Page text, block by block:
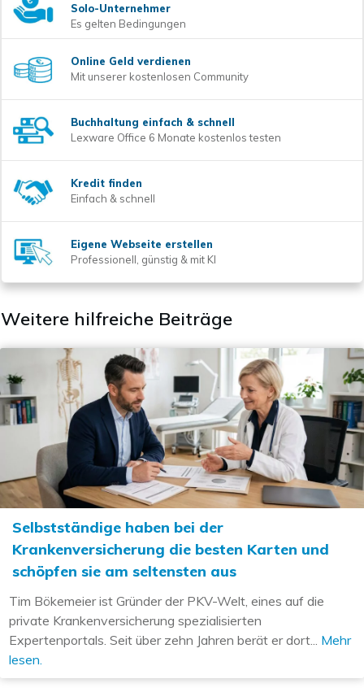
Solo-Unternehmer
Es gelten Bedingungen
Online Geld verdienen
Mit unserer kostenlosen Community
Buchhaltung einfach & schnell
Lexware Office 6 Monate kostenlos testen
Kredit finden
Einfach & schnell
Eigene Webseite erstellen
Professionell, günstig & mit KI
Weitere hilfreiche Beiträge
Selbstständige haben bei der
Krankenversicherung die besten Karten und
schöpfen sie am seltensten aus
Tim Bökemeier ist Gründer der PKV-Welt, eines auf die
private Krankenversicherung spezialisierten
Expertenportals. Seit über zehn Jahren berät er dort... Mehr
lesen.